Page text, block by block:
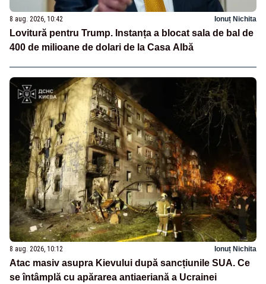
8 aug. 2026, 10:42 Ionuț Nichita
Lovitură pentru Trump. Instanța a blocat sala de bal de
400 de milioane de dolari de la Casa Albă
8 aug. 2026, 10:12 Ionuț Nichita
Atac masiv asupra Kievului după sancțiunile SUA. Ce
se întâmplă cu apărarea antiaeriană a Ucrainei